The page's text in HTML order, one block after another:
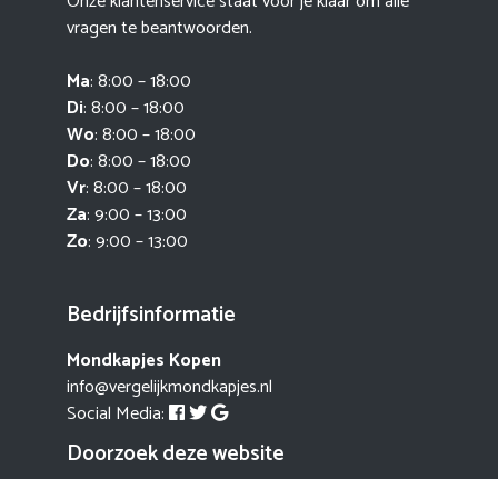
vragen te beantwoorden.
Ma: 8:00 – 18:00
Di: 8:00 – 18:00
Wo: 8:00 – 18:00
Do: 8:00 – 18:00
Vr: 8:00 – 18:00
Za: 9:00 – 13:00
Zo: 9:00 – 13:00
Bedrijfsinformatie
Mondkapjes Kopen
info@vergelijkmondkapjes.nl
Social Media:
Doorzoek deze website